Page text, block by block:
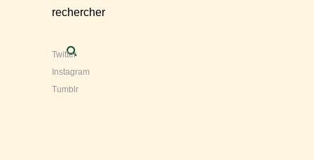
rechercher
Twitter
Instagram
Tumblr